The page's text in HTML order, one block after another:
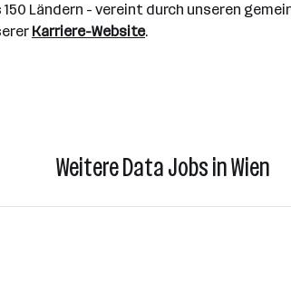
Ländern - vereint durch unseren
Karriere-Website.
Weitere Data Jobs in Wien